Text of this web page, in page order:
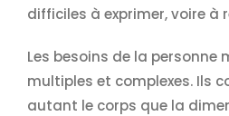
difficiles à exprimer, voire à
Les besoins de la personne
multiples et complexes. Ils
autant le corps que la